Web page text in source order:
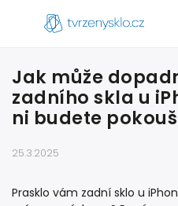
Jak může
zadního skla u
ni budete
25.3.2025
Prasklo vám zadní sklo u